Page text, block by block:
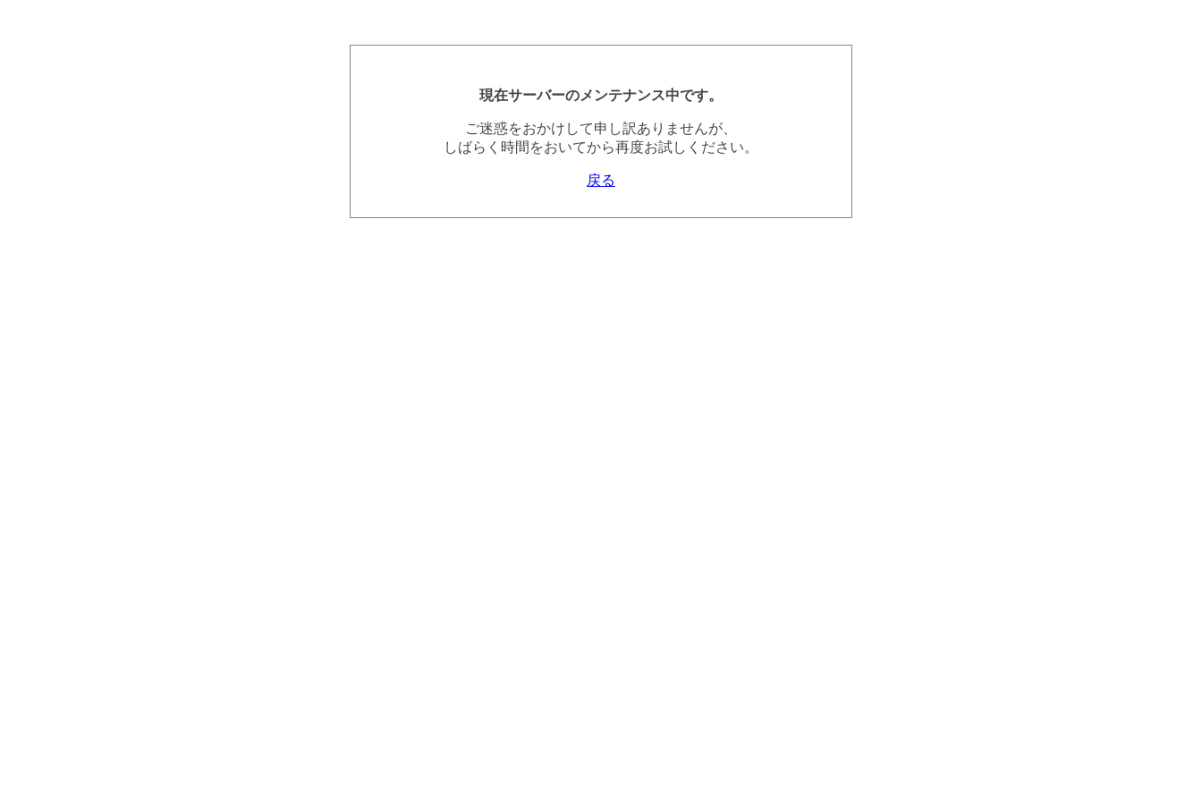
現在サーバーのメンテナンス中です。
ご迷惑をおかけして申し訳ありませんが、
しばらく時間をおいてから再度お試しください。
戻る